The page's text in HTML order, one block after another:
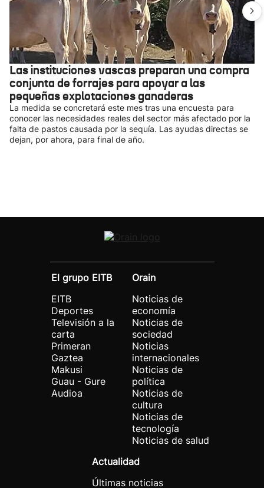
Las instituciones vascas preparan una compra
conjunta de forrajes para apoyar a las
pequeñas explotaciones ganaderas
La medida se concretará este mes tras una encuesta para
conocer las necesidades reales del sector más afectado por la
falta de pastos causada por la sequía. Las ayudas directas se
dejan, por ahora, para final de año.
El grupo EITB
EITB
Deportes
Televisión a la
carta
Primeran
Gaztea
Makusi
Guau - Gure
Audioa
Orain
Noticias de
economía
Noticias de
sociedad
Noticias
internacionales
Noticias de
política
Noticias de
cultura
Noticias de
tecnología
Noticias de salud
Actualidad
Últimas noticias